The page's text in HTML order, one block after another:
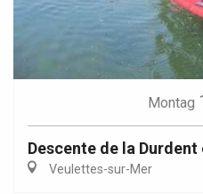
Montag
Descente de la
Veulettes-sur-Mer